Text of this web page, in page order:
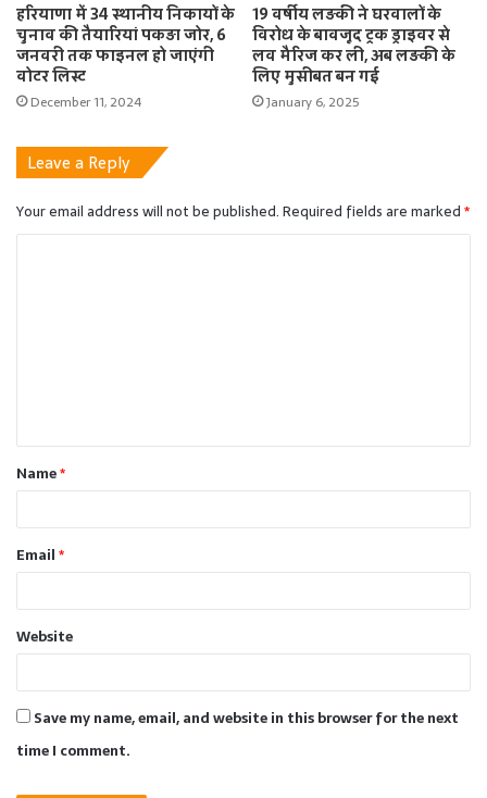
हरियाणा में 34 स्थानीय निकायों के
चुनाव की तैयारियां पकड़ा जोर, 6
जनवरी तक फाइनल हो जाएंगी
वोटर लिस्ट
December 11, 2024
19 वर्षीय लड़की ने घरवालों के
विरोध के बावजूद ट्रक ड्राइवर से
लव मैरिज कर ली, अब लड़की के
लिए मुसीबत बन गई
January 6, 2025
Leave a Reply
Your email address will not be published.Required fields are marked*
t
*Name*
Email*
Website
Save my name, email, and website in this browser for the next
time I comment.